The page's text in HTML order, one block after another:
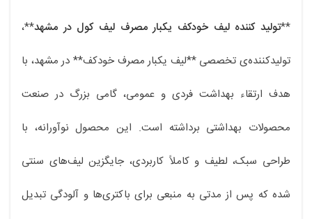
**تولید کننده لیف خودکف یکبار مصرف لیف کول در مشهد**،
تولیدکننده‌ی تخصصی **لیف یکبار مصرف خودکف** در مشهد، با
هدف ارتقاء بهداشت فردی و عمومی، گامی بزرگ در صنعت
محصولات بهداشتی برداشته است. این محصول نوآورانه، با
طراحی سبک، لطیف و کاملاً کاربردی، جایگزین لیف‌های سنتی
شده که پس از مدتی به منبعی برای باکتری‌ها و آلودگی تبدیل